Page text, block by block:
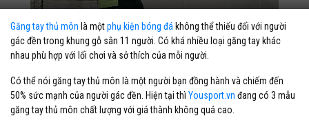
Găng tay thủ môn là mộtphụ kiện bóng đá không thể thiếu đối với người
gác đền trong khung gỗ sân 11 người. Có khá nhiều loại găng tay khác
nhau phù hợp với lối chơi và sở thích của mỗi người.
Có thể nói găng tay thủ môn là một người bạn đồng hành và chiếm đến
50% sức mạnh của người gác đền. Hiện tại thì Yousport.vn đang có 3 mẫu
găng tay thủ môn chất lượng với giá thành không quá cao.